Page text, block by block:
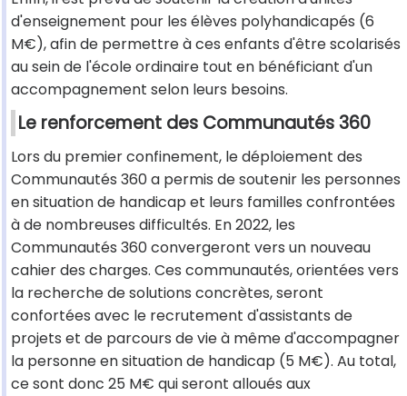
d'enseignement pour les élèves polyhandicapés (6
M€), afin de permettre à ces enfants d'être scolarisés
au sein de l'école ordinaire tout en bénéficiant d'un
accompagnement selon leurs besoins.
Le renforcement des Communautés 360
Lors du premier confinement, le déploiement des
Communautés 360 a permis de soutenir les personnes
en situation de handicap et leurs familles confrontées
à de nombreuses difficultés. En 2022, les
Communautés 360 convergeront vers un nouveau
cahier des charges. Ces communautés, orientées vers
la recherche de solutions concrètes, seront
confortées avec le recrutement d'assistants de
projets et de parcours de vie à même d'accompagner
la personne en situation de handicap (5 M€). Au total,
ce sont donc 25 M€ qui seront alloués aux